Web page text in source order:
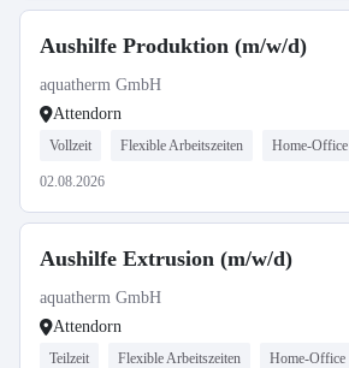
Aushilfe Produktion (m/w/d)
aquatherm GmbH
Attendorn
Vollzeit Flexible Arbeitszeiten Home-Office
02.08.2026
Aushilfe Extrusion (m/w/d)
aquatherm GmbH
Attendorn
Teilzeit Flexible Arbeitszeiten Home-Office